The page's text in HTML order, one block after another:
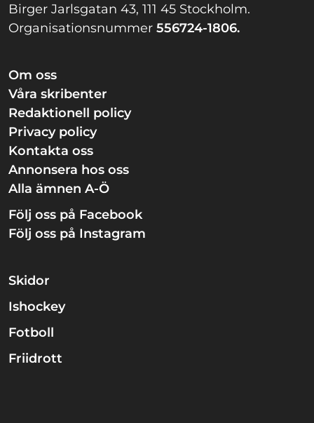
Birger Jarlsgatan 43, 111 45 Stockholm.
Organisationsnummer 556724-1806.
Om oss
Våra skribenter
Redaktionell policy
Privacy policy
Kontakta oss
Annonsera hos oss
Alla ämnen A-Ö
Följ oss på Facebook
Följ oss på Instagram
Skidor
Ishockey
Fotboll
Friidrott